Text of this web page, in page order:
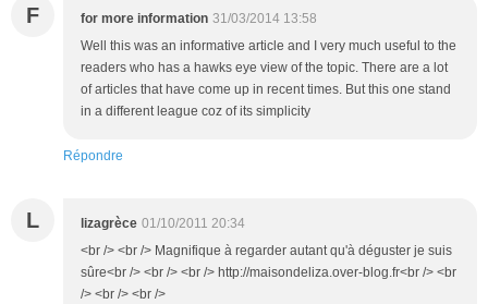
F for more information 31/03/2014 13:58
Well this was an informative article and I very much useful to the
readers who has a hawks eye view of the topic. There are a lot
of articles that have come up in recent times. But this one stand
in a different league coz of its simplicity
Répondre
L lizagrèce 01/10/2011 20:34
<br /> <br /> Magnifique à regarder autant qu'à déguster je suis
sûre<br /> <br /> <br /> http://maisondeliza.over-blog.fr<br /> <br
/> <br /> <br />